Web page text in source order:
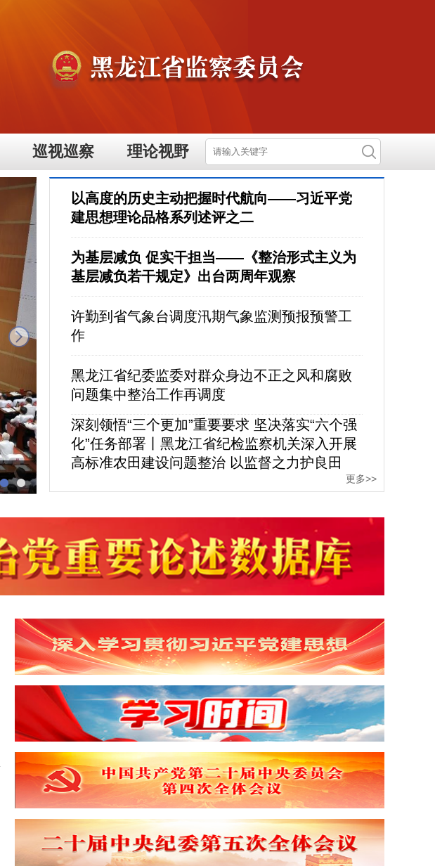
巡视巡察 理论视野
以高度的历史主动把握时代航向——习近平党
建思想理论品格系列述评之二
为基层减负 促实干担当——《整治形式主义为
基层减负若干规定》出台两周年观察
许勤到省气象台调度汛期气象监测预报预警工
作
黑龙江省纪委监委对群众身边不正之风和腐败
问题集中整治工作再调度
深刻领悟“三个更加”重要要求 坚决落实“六个强
化”任务部署丨黑龙江省纪检监察机关深入开展
高标准农田建设问题整治 以监督之力护良田
更多>>